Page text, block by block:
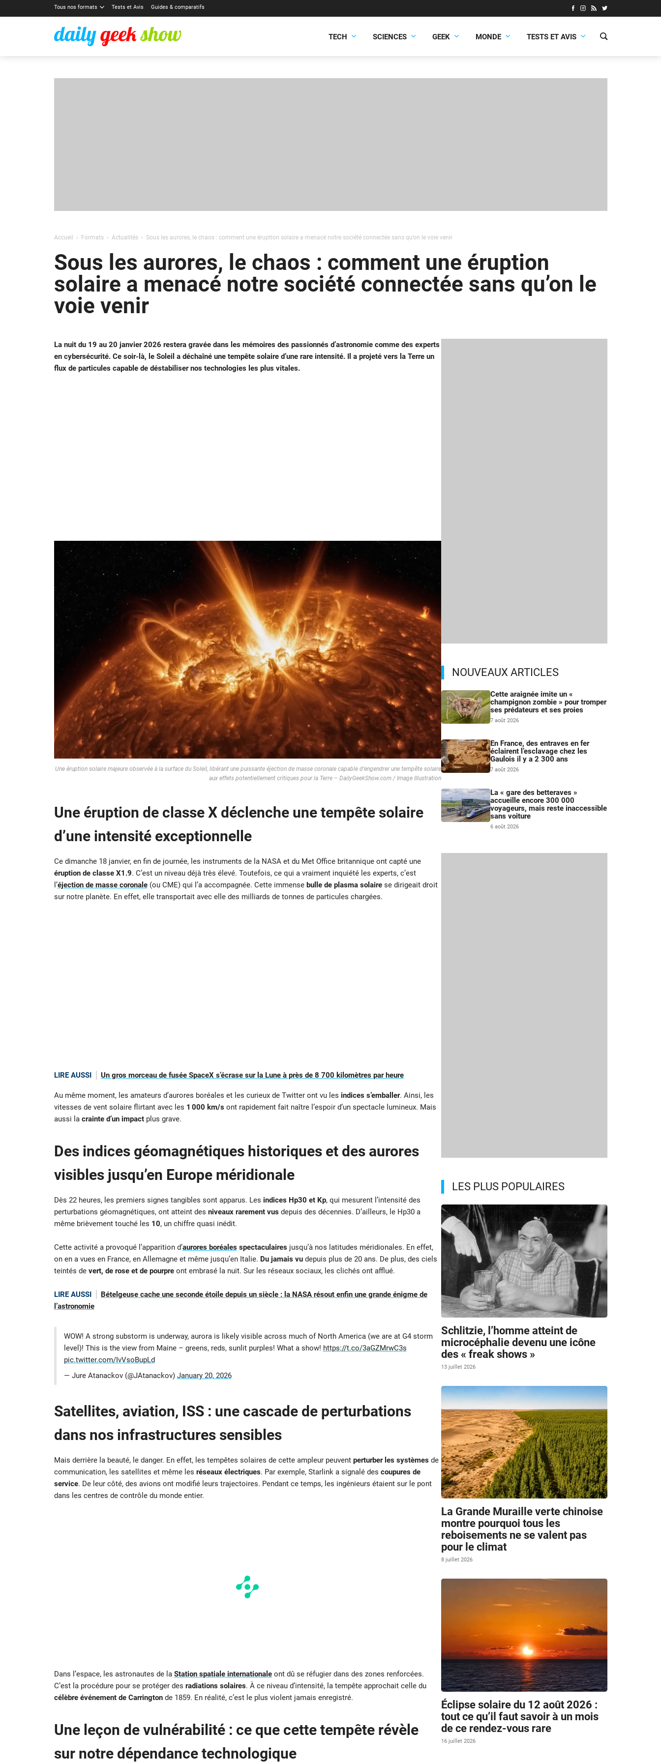
Tous nos formats Tests et Avis Guides & comparatifs
TECH SCIENCES GEEK MONDE TESTS ET AVIS
Accueil Formats Actualités Sous les aurores, le chaos : comment une éruption solaire a menacé notre société connectée sans qu’on le voie venir
Sous les aurores, le chaos : comment une éruption
solaire a menacé notre société connectée sans qu’on le
voie venir
La nuit du 19 au 20 janvier 2026 restera gravée dans les mémoires des passionnés d’astronomie comme des experts
en cybersécurité. Ce soir-là, le Soleil a déchaîné une tempête solaire d’une rare intensité. Il a projeté vers la Terre un
flux de particules capable de déstabiliser nos technologies les plus vitales.
Une éruption solaire majeure observée à la surface du Soleil, libérant une puissante éjection de masse coronale capable d’engendrer une tempête solaire
aux effets potentiellement critiques pour la Terre – DailyGeekShow.com / Image Illustration
Une éruption de classe X déclenche une tempête solaire
d’une intensité exceptionnelle
Ce dimanche 18 janvier, en fin de journée, les instruments de la NASA et du Met Office britannique ont capté une
éruption de classe X1.9. C’est un niveau déjà très élevé. Toutefois, ce qui a vraiment inquiété les experts, c’est
l’éjection de masse coronale(ou CME) qui l’a accompagnée. Cette immense bulle de plasma solairese dirigeait droit
sur notre planète. En effet, elle transportait avec elle des milliards de tonnes de particules chargées.
LIRE AUSSI Un gros morceau de fusée SpaceX s’écrase sur la Lune à près de 8 700 kilomètres par heure
Au même moment, les amateurs d’aurores boréales et les curieux de Twitter ont vu les indices s’emballer. Ainsi, les
vitesses de vent solaire flirtant avec les 1 000 km/sont rapidement fait naître l’espoir d’un spectacle lumineux. Mais
aussi la crainte d’un impactplus grave.
Des indices géomagnétiques historiques et des aurores
visibles jusqu’en Europe méridionale
Dès 22 heures, les premiers signes tangibles sont apparus. Les indices Hp30 et Kp, qui mesurent l’intensité des
perturbations géomagnétiques, ont atteint des niveaux rarement vusdepuis des décennies. D’ailleurs, le Hp30 a
même brièvement touché les 10, un chiffre quasi inédit.
Cette activité a provoqué l’apparition d’aurores boréalesspectaculairesjusqu’à nos latitudes méridionales. En effet,
on en a vues en France, en Allemagne et même jusqu’en Italie. Du jamais vudepuis plus de 20 ans. De plus, des ciels
teintés de vert, de rose et de pourpreont embrasé la nuit. Sur les réseaux sociaux, les clichés ont afflué.
LIRE AUSSI
Bételgeuse cache une seconde étoile depuis un siècle : la NASA résout enfin une grande énigme de
l’astronomie
WOW! A strong substorm is underway, aurora is likely visible across much of North America (we are at G4 storm
level)! This is the view from Maine – greens, reds, sunlit purples! What a show! https://t.co/3aGZMrwC3s
pic.twitter.com/IvVsoBupLd
— Jure Atanackov (@JAtanackov) January 20, 2026
Satellites, aviation, ISS : une cascade de perturbations
dans nos infrastructures sensibles
Mais derrière la beauté, le danger. En effet, les tempêtes solaires de cette ampleur peuvent perturber les systèmesde
communication, les satellites et même les réseaux électriques. Par exemple, Starlink a signalé des coupures de
service. De leur côté, des avions ont modifié leurs trajectoires. Pendant ce temps, les ingénieurs étaient sur le pont
dans les centres de contrôle du monde entier.
Dans l’espace, les astronautes de la Station spatiale internationale ont dû se réfugier dans des zones renforcées.
C’est la procédure pour se protéger des radiations solaires. À ce niveau d’intensité, la tempête approchait celle du
célèbre événement de Carringtonde 1859. En réalité, c’est le plus violent jamais enregistré.
Une leçon de vulnérabilité : ce que cette tempête révèle
sur notre dépendance technologique
NOUVEAUX ARTICLES
Cette araignée imite un «
champignon zombie » pour tromper
ses prédateurs et ses proies
7 août 2026
En France, des entraves en fer
éclairent l’esclavage chez les
Gaulois il y a 2 300 ans
7 août 2026
La « gare des betteraves »
accueille encore 300 000
voyageurs, mais reste inaccessible
sans voiture
6 août 2026
LES PLUS POPULAIRES
Schlitzie, l’homme atteint de
microcéphalie devenu une icône
des « freak shows »
13 juillet 2026
La Grande Muraille verte chinoise
montre pourquoi tous les
reboisements ne se valent pas
pour le climat
8 juillet 2026
Éclipse solaire du 12 août 2026 :
tout ce qu’il faut savoir à un mois
de ce rendez-vous rare
16 juillet 2026